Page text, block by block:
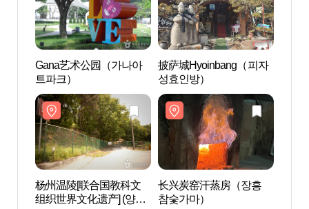
Gana艺术公园（가나아
트파크）
披萨城Hyoinbang（피자
성효인방）
杨州温陵[联合国教科文
组织世界文化遗产] (양주
长兴炭窑汗蒸房（장흥
참숯가마）